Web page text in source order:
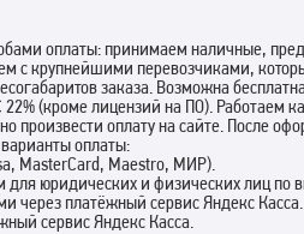
оплаты: принимаем наличные,
с крупнейшими перевозчиками,
заказа. Возможна
(кроме лицензий на ПО). Работаем
произвести оплату на сайте. После
оплаты:
MasterCard, Maestro, МИР).
юридических и физических лиц по
через платёжный сервис Яндекс Касса.
сервис Яндекс Касса.